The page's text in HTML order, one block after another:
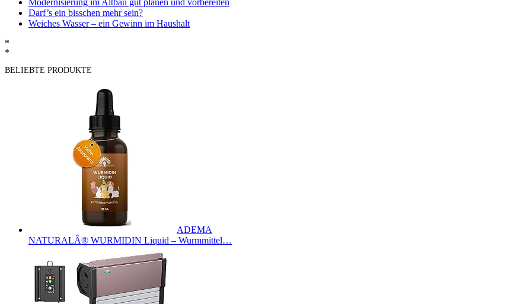
Modernisierung im Altbau gut planen und vorbereiten
Darf’s ein bisschen mehr sein?
Weiches Wasser – ein Gewinn im Haushalt
*
*
BELIEBTE PRODUKTE
ADEMA
NATURALÂ® WURMIDIN Liquid – Wurmmittel…